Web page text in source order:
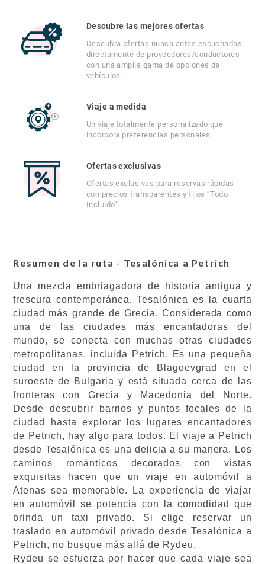
Descubre las mejores ofertas
Descubra ofertas nunca antes escuchadas
directamente de proveedores/conductores
con una amplia gama de opciones de
vehículos.
Viaje a medida
Un viaje totalmente personalizado que
incorpora preferencias personales.
Ofertas exclusivas
Ofertas exclusivas para reservas rápidas
con precios transparentes y fijos “Todo
Incluido”.
Resumen de la ruta - Tesalónica a Petrich
Una mezcla embriagadora de historia antigua y
frescura contemporánea, Tesalónica es la cuarta
ciudad más grande de Grecia. Considerada como
una de las ciudades más encantadoras del
mundo, se conecta con muchas otras ciudades
metropolitanas, incluida Petrich. Es una pequeña
ciudad en la provincia de Blagoevgrad en el
suroeste de Bulgaria y está situada cerca de las
fronteras con Grecia y Macedonia del Norte.
Desde descubrir barrios y puntos focales de la
ciudad hasta explorar los lugares encantadores
de Petrich, hay algo para todos. El viaje a Petrich
desde Tesalónica es una delicia a su manera. Los
caminos románticos decorados con vistas
exquisitas hacen que un viaje en automóvil a
Atenas sea memorable. La experiencia de viajar
en automóvil se potencia con la comodidad que
brinda un taxi privado. Si elige reservar un
traslado en automóvil privado desde Tesalónica a
Petrich, no busque más allá de Rydeu.
Rydeu se esfuerza por hacer que cada viaje sea